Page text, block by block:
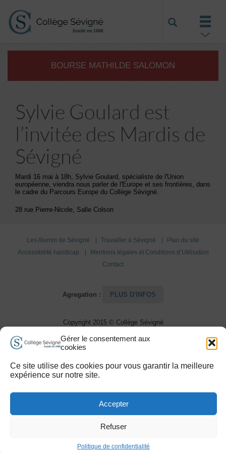
Gérer le consentement aux
cookies
Ce site utilise des cookies pour vous garantir la meilleure
expérience sur notre site.
Accepter
Refuser
Politique de confidentialité
BOURSE MATHILDE SALOMON
Sylvie Goulard est
l’invitée des Mardis de
Sévigné
Mardi 16 mai à 18h, Sylvie Goulard, spécialiste de l'Union
européenne, viendra nous parler de l'Europe et ses frontières, dans
le cadre du Parcours Europe du Collège Sévigné.
28 rue Pierre-Nicole, Salle Colson
Les Alumni de Sévigné Travailler à Sévigné
Plan du site
Accessibilité handicap
Mentions légales et Conditions d’Utilisation
Contact
Agregation : PLUS D'INFOS
Copyright 2015 © Collège Sévigné